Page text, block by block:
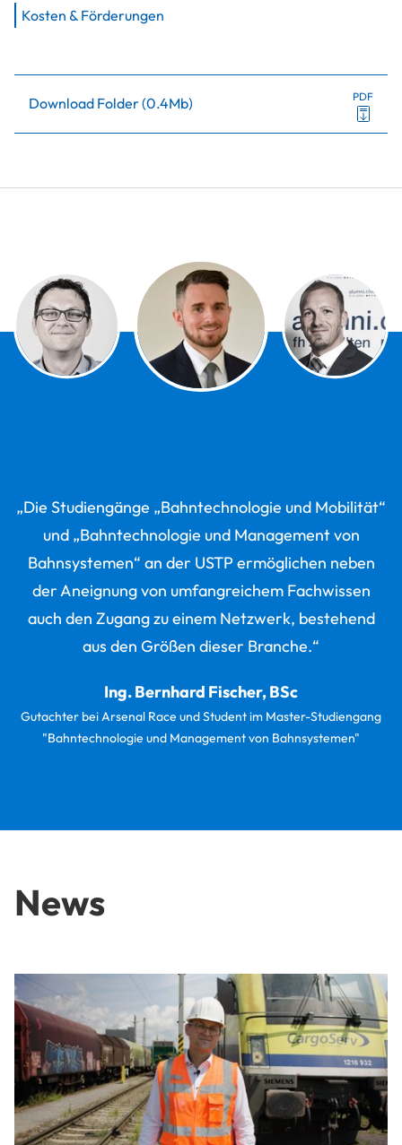
Kosten & Förderungen
Download Folder(0.4Mb) PDF
„Die Studiengänge „Bahntechnologie und Mobilität“
und „Bahntechnologie und Management von
Bahnsystemen“ an der USTP ermöglichen neben
der Aneignung von umfangreichem Fachwissen
auch den Zugang zu einem Netzwerk, bestehend
aus den Größen dieser Branche.“
Ing. Bernhard Fischer, BSc
Gutachter bei Arsenal Race und Student im Master-Studiengang
"Bahntechnologie und Management von Bahnsystemen"
News
Karriere auf Schiene: Vom Bahnstudium in die